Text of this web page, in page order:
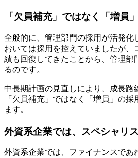
「欠員補充」ではなく「増員
全般的に、管理部門の採用が活発化
おいては採用を控えていましたが、
績も回復してきたことから、管理部
るのです。
中長期計画の見直しにより、成長路
「欠員補充」ではなく「増員」の
ます。
外資系企業では、スペシャリ
外資系企業では、ファイナンスであ